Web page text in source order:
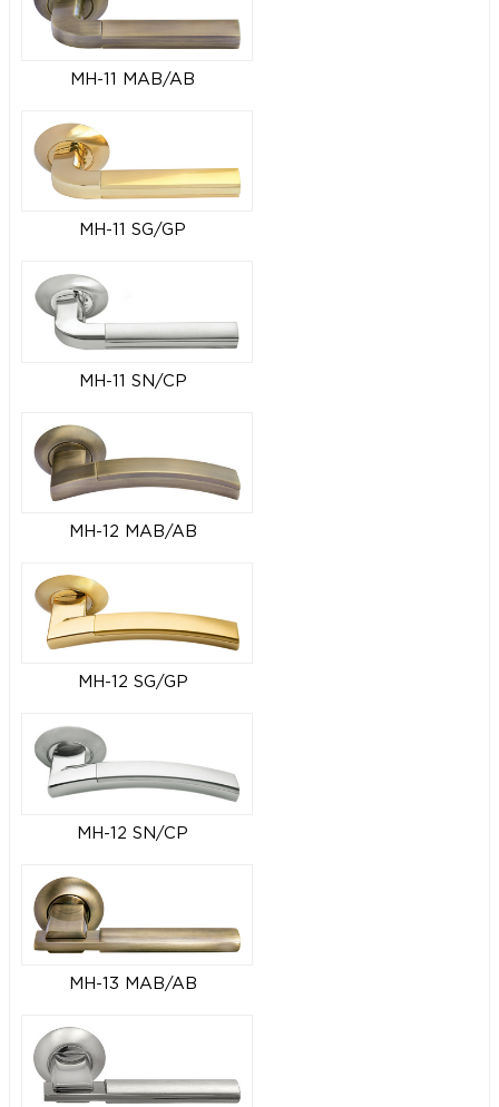
MH-11 MAB/AB
MH-11 SG/GP
MH-11 SN/CP
MH-12 MAB/AB
MH-12 SG/GP
MH-12 SN/CP
MH-13 MAB/AB